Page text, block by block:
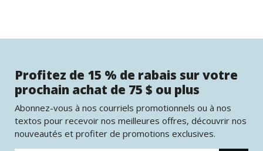
Profitez de 15 % de rabais sur votre
prochain achat de 75 $ ou plus
Abonnez-vous à nos courriels promotionnels ou à nos
textos pour recevoir nos meilleures offres, découvrir nos
nouveautés et profiter de promotions exclusives.